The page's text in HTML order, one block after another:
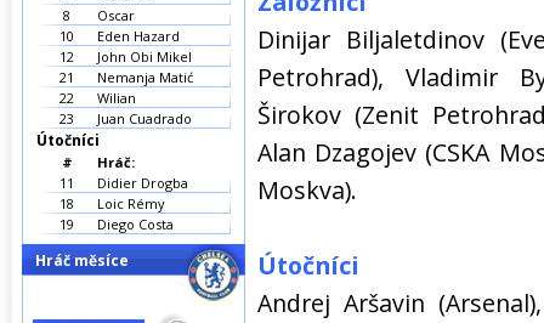
Dinijar Biljaletdinov
Petrohrad), Vladimir
Širokov (Zenit
Alan Dzagojev (CSKA
Moskva).
Útočníci
Andrej Aršavin
8
Oscar
10
Eden Hazard
12
John Obi Mikel
21
Nemanja Matić
22
Wilian
23
Juan Cuadrado
Útočníci
#
Hráč:
11
Didier Drogba
18
Loic Rémy
19
Diego Costa
Hráč měsíce